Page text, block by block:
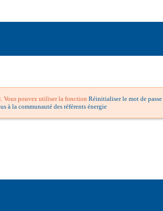
Vous pouvez utiliser la fonction Réinitialiser le mot de passe
à la communauté des référents énergie